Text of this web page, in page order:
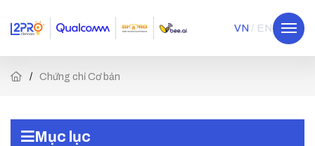
VN EN
Chứng chỉ Cơ bản
Mục lục